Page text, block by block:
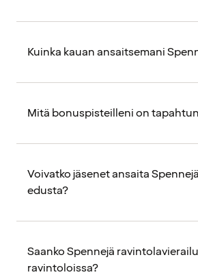
Kuinka kauan ansaitsemani
Mitä bonuspisteilleni on
Voivatko jäsenet ansaita
edusta?
Saanko Spennejä
ravintoloissa?